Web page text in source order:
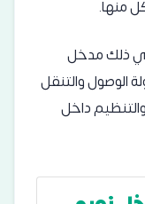
منها.
في ذلك مدخل
الوصول والتنقل
داخل